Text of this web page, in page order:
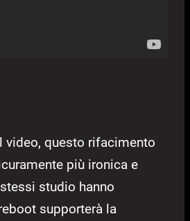
video, questo rifacimento
più ironica e
studio hanno
supporterà la